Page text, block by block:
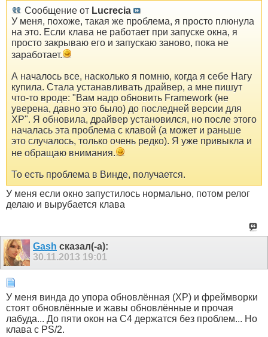
Сообщение от Lucrecia
У меня, похоже, такая же проблема, я просто плюнула
на это. Если клава не работает при запуске окна, я
просто закрываю его и запускаю заново, пока не
заработает.
А началось все, насколько я помню, когда я себе Нагу
купила. Стала устанавливать драйвер, а мне пишут
что-то вроде: "Вам надо обновить Framework (не
уверена, давно это было) до последней версии для
XP". Я обновила, драйвер установился, но после этого
началась эта проблема с клавой (а может и раньше
это случалось, только очень редко). Я уже привыкла и
не обращаю внимания.
То есть проблема в Винде, получается.
У меня если окно запустилось нормально, потом релог
делаю и вырубается клава
Gash сказал(-а):
30.11.2013 19:01
У меня винда до упора обновлённая (ХР) и фреймворки
стоят обновлённые и жавы обновлённые и прочая
лабуда... До пяти окон на С4 держатся без проблем... Но
клава с PS/2.